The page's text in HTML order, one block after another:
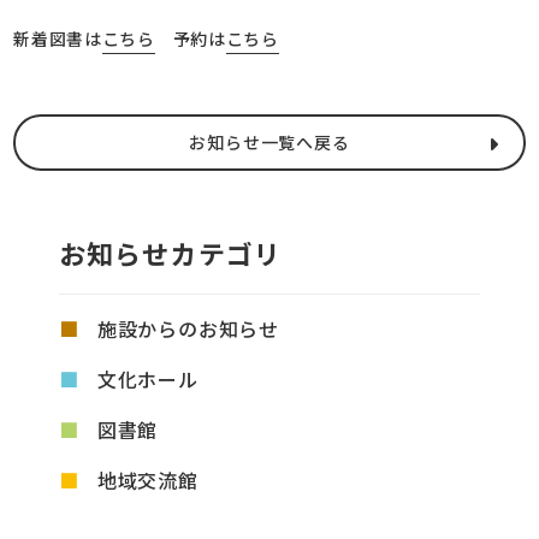
新着図書はこちら 予約はこちら
お知らせ一覧へ戻る
お知らせカテゴリ
施設からのお知らせ
文化ホール
図書館
地域交流館